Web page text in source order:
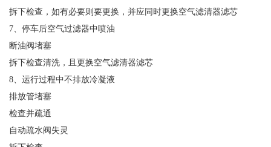
拆下检查，如有必要则要更换，并应同时更换空气滤清器滤芯
7、停车后空气过滤器中喷油
断油阀堵塞
拆下检查清洗，且更换空气滤清器滤芯
8、运行过程中不排放冷凝液
排放管堵塞
检查并疏通
自动疏水阀失灵